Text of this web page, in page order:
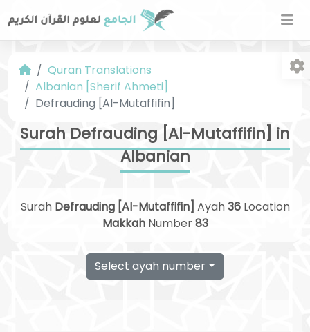
Quran Translations
Albanian [Sherif Ahmeti]
Defrauding [Al-Mutaffifin]
Surah Defrauding [Al-Mutaffifin] in
Albanian
Surah Defrauding [Al-Mutaffifin] Ayah36Location
MakkahNumber83
Select ayah number